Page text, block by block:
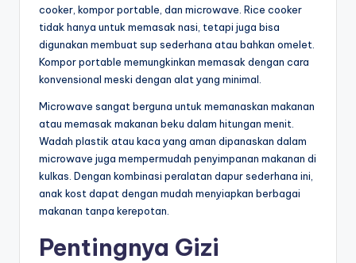
cooker, kompor portable, dan microwave. Rice cooker
tidak hanya untuk memasak nasi, tetapi juga bisa
digunakan membuat sup sederhana atau bahkan omelet.
Kompor portable memungkinkan memasak dengan cara
konvensional meski dengan alat yang minimal.
Microwave sangat berguna untuk memanaskan makanan
atau memasak makanan beku dalam hitungan menit.
Wadah plastik atau kaca yang aman dipanaskan dalam
microwave juga mempermudah penyimpanan makanan di
kulkas. Dengan kombinasi peralatan dapur sederhana ini,
anak kost dapat dengan mudah menyiapkan berbagai
makanan tanpa kerepotan.
Pentingnya Gizi